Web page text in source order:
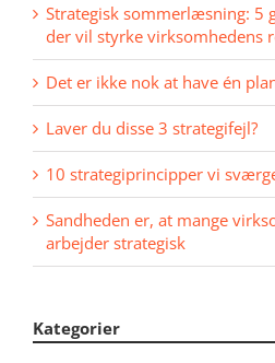
Strategisk sommerlæsning: 5
der vil styrke virksomhedens
Det er ikke nok at have én
Laver du disse 3 strategifejl?
10 strategiprincipper vi
Sandheden er, at mange
arbejder strategisk
Kategorier